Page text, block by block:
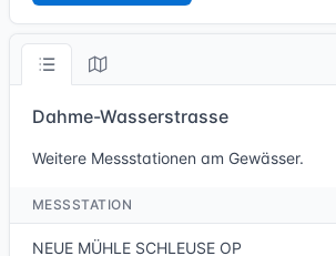
Dahme-Wasserstrasse
Weitere Messstationen am Gewässer.
MESSSTATION
NEUE MÜHLE SCHLEUSE OP